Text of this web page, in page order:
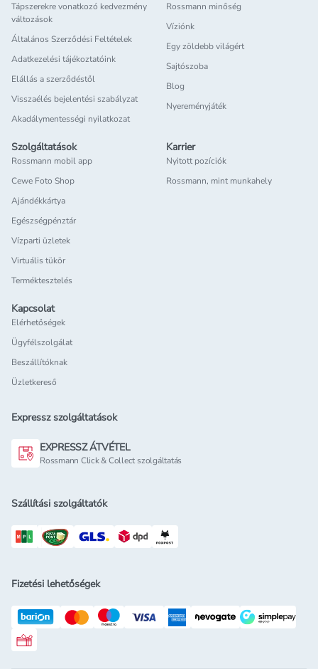
Tápszerekre vonatkozó kedvezmény
változások
Általános Szerződési Feltételek
Adatkezelési tájékoztatóink
Elállás a szerződéstől
Visszaélés bejelentési szabályzat
Akadálymentességi nyilatkozat
Rossmann minőség
Víziónk
Egy zöldebb világért
Sajtószoba
Blog
Nyereményjáték
Szolgáltatások
Rossmann mobil app
Cewe Foto Shop
Ajándékkártya
Egészségpénztár
Vízparti üzletek
Virtuális tükör
Terméktesztelés
Karrier
Nyitott pozíciók
Rossmann, mint munkahely
Kapcsolat
Elérhetőségek
Ügyfélszolgálat
Beszállítóknak
Üzletkereső
Expressz szolgáltatások
EXPRESSZ ÁTVÉTEL
Rossmann Click & Collect szolgáltatás
Szállítási szolgáltatók
Fizetési lehetőségek
Rossmann ajándékkártya